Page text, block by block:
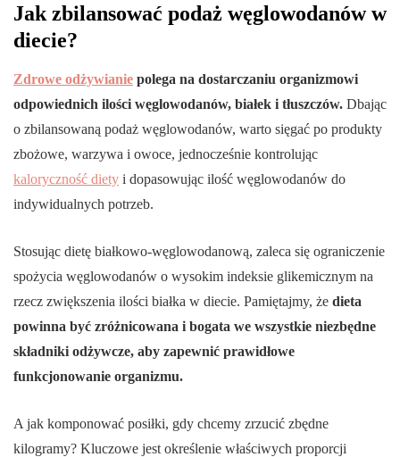
Jak zbilansować podaż węglowodanów w
diecie?
Zdrowe odżywianie polega na dostarczaniu organizmowi
odpowiednich ilości węglowodanów, białek i tłuszczów. Dbając
o zbilansowaną podaż węglowodanów, warto sięgać po produkty
zbożowe, warzywa i owoce, jednocześnie kontrolując
kaloryczność diety i dopasowując ilość węglowodanów do
indywidualnych potrzeb.
Stosując dietę białkowo-węglowodanową, zaleca się ograniczenie
spożycia węglowodanów o wysokim indeksie glikemicznym na
rzecz zwiększenia ilości białka w diecie. Pamiętajmy, że dieta
powinna być zróżnicowana i bogata we wszystkie niezbędne
składniki odżywcze, aby zapewnić prawidłowe
funkcjonowanie organizmu.
A jak komponować posiłki, gdy chcemy zrzucić zbędne
kilogramy? Kluczowe jest określenie właściwych proporcji